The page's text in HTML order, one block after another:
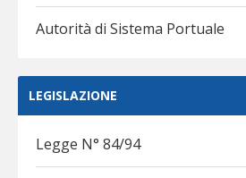
Autorità di Sistema Portuale
LEGISLAZIONE
Legge N° 84/94